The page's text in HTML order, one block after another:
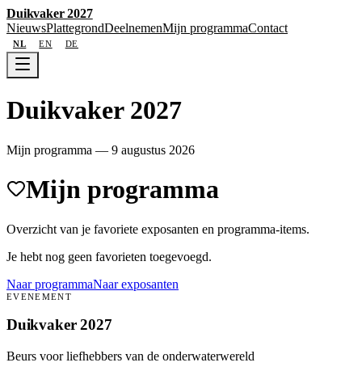
Duikvaker 2027
NieuwsPlattegrondDeelnemenMijn programmaContact
NL EN DE
Duikvaker 2027
Mijn programma — 9 augustus 2026
Mijn programma
Overzicht van je favoriete exposanten en programma-items.
Je hebt nog geen favorieten toegevoegd.
Naar programmaNaar exposanten
EVENEMENT
Duikvaker 2027
Beurs voor liefhebbers van de onderwaterwereld